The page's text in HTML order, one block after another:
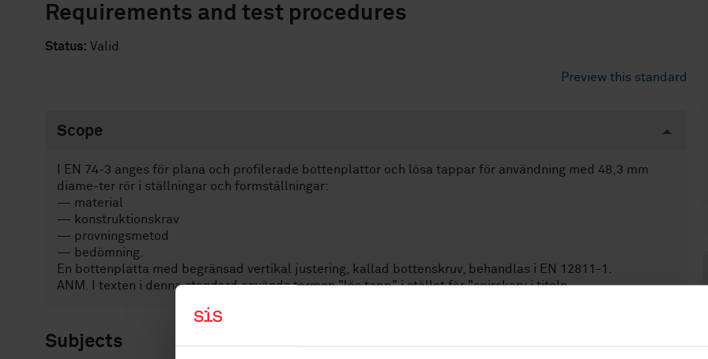
Requirements and test procedures
Status: Valid
Preview this standard
Scope
I EN 74-3 anges för plana och profilerade bottenplattor och lösa tappar för användning med 48,3 mm
diame-ter rör i ställningar och formställningar:
— material
— konstruktionskrav
— provningsmetod
— bedömning.
En bottenplatta med begränsad vertikal justering, kallad bottenskruv, behandlas i EN 12811-1.
ANM. I texten i denna standard används termen "lös tapp" i stället för "spirskarv i titeln.
Subjects